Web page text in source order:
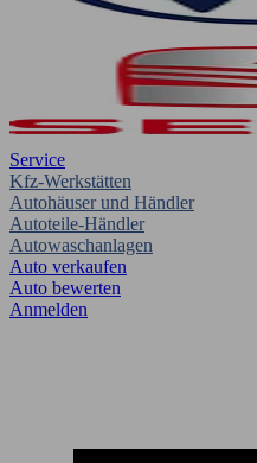
Service
Kfz-Werkstätten
Autohäuser und Händler
Autoteile-Händler
Autowaschanlagen
Auto verkaufen
Auto bewerten
Anmelden